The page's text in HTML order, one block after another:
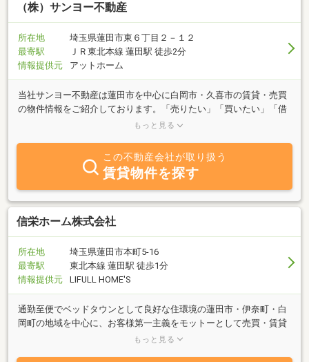
（株）サンヨー不動産
所在地
埼玉県蓮田市東６丁目２－１２
最寄駅
ＪＲ東北本線 蓮田駅 徒歩2分
情報提供元
アットホーム
当社サンヨー不動産は蓮田市を中心に白岡市・久喜市の賃貸・売買
の物件情報をご紹介しております。「売りたい」「買いたい」「借
りたい」「貸したい」方はもちろん、不動産に関してお困りの方は
ておりますので是非ご覧頂ければと思います♪
もっと見る
この不動産会社が取り扱う
賃貸物件を探す
信栄ホーム株式会社
所在地
埼玉県蓮田市本町5-16
最寄駅
東北本線 蓮田駅 徒歩1分
情報提供元
LIFULL HOME'S
通勤至便でベッドタウンとして良好な住環境の蓮田市・伊奈町・白
岡町の地域を中心に、お客様第一主義をモットーとして売買・賃貸
物件の最新情報をご提供します。お気軽にご希望条件をメール、お
もっと見る